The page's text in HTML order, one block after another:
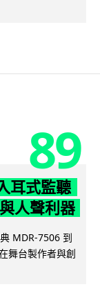
89
耳式監聽
人聲利器
MDR-7506 到
舞台製作者與創